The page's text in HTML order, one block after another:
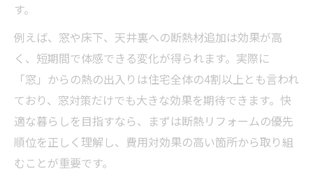
断熱リフォーム補助金の最新情報を解説
みらいエコ住宅制度のポイントを知ろう
断熱リフォーム補助金申請の流れと注意
補助金を活用したリフォーム事例紹介
断熱リフォーム費用を抑える賢い方法
冬暖かく夏涼しい家作りの秘訣を解説
す。
例えば、窓や床下、天井裏への断熱材追加は効果が高
く、短期間で体感できる変化が得られます。実際に
「窓」からの熱の出入りは住宅全体の4割以上とも言われ
ており、窓対策だけでも大きな効果を期待できます。快
適な暮らしを目指すなら、まずは断熱リフォームの優先
順位を正しく理解し、費用対効果の高い箇所から取り組
むことが重要です。